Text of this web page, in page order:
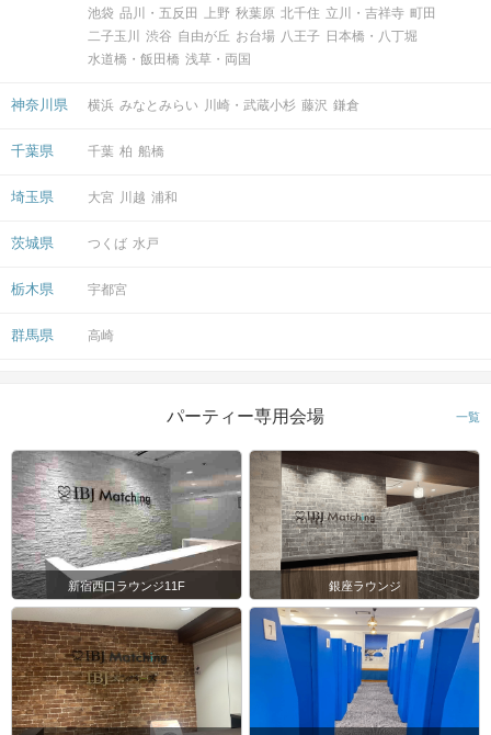
池袋 品川・五反田 上野 秋葉原 北千住 立川・吉祥寺 町田
二子玉川
渋谷 自由が丘 お台場 八王子 日本橋・八丁堀
水道橋・飯田橋 浅草・両国
神奈川県 横浜 みなとみらい 川崎・武蔵小杉 藤沢 鎌倉
千葉県 千葉 柏 船橋
埼玉県 大宮 川越 浦和
茨城県 つくば 水戸
栃木県 宇都宮
群馬県 高崎
パーティー専用会場 一覧
新宿西口ラウンジ11F 銀座ラウンジ